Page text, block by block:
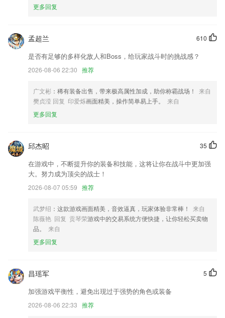
忆，培养出英语的语感，开始熟悉英语语法
6.16个单元校内写作直播课，16个写作素材指导包。
神彩争霸8安卓下载1.0更新了什么?
新增功能项：喇叭开关
修复一些bug优化UI
修复单价可能不能选择的问题
更新了商城分类
联系我们
以上就是神彩争霸8安卓下载1.0的介绍，如果您喜欢这款软件，您可以到
应用商店进行打分评论，说出您的使用经历，以帮助我们更好的对产品进
行优化修改。
更多回复
610
孟超兰
是否有足够的多样化敌人和Boss，给玩家战斗时的挑战感？
2026-08-06 22:30 推荐
广文彬 ：稀有装备出售，带来极高属性加成，助你称霸战场！
来自
樊贞滢 回复 印爱烁画面精美，操作简单易上手。
来自
更多回复
35
邱杰昭
在游戏中，不断提升你的装备和技能，这将让你在战斗中更加强
大。努力成为顶尖的战士！
2026-08-07 05:59 推荐
武梦绍 ：这款游戏画面精美，音效逼真，玩家体验非常棒！
来自
陈薇艳 回复 贡琴荣游戏中的交易系统方便快捷，让你轻松买卖物
品。
来自
更多回复
5
昌瑶军
加强游戏平衡性，避免出现过于强势的角色或装备
2026-08-06 22:33 推荐